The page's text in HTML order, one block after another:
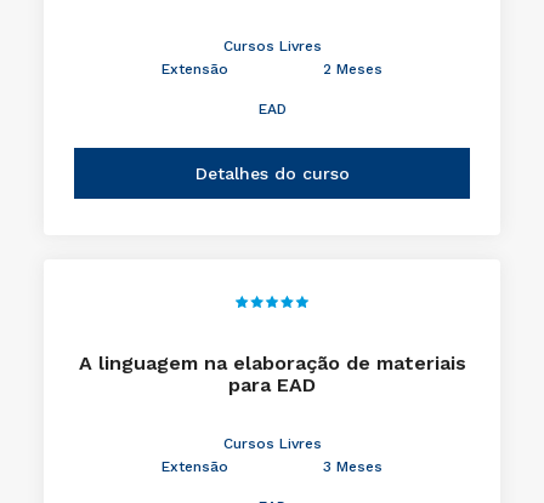
Cursos Livres
Extensão
2 Meses
EAD
Detalhes do curso
A linguagem na elaboração de materiais
para EAD
Cursos Livres
Extensão
3 Meses